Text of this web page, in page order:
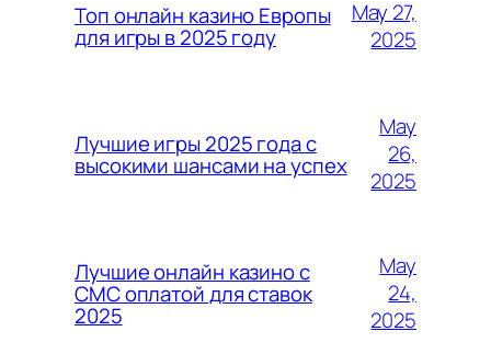
Топ онлайн казино Европы
для игры в 2025 году
May 27,
2025
Лучшие игры 2025 года с
высокими шансами на успех
May
26,
2025
Лучшие онлайн казино с
СМС оплатой для ставок
2025
May
24,
2025